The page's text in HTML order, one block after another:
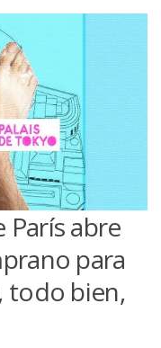
París abre
para
todo bien,